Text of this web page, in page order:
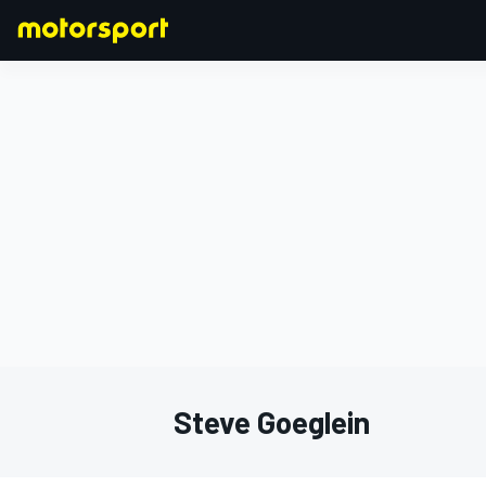
Steve Goeglein